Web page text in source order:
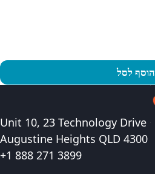
הוסף לסל
Unit 10, 23 Technology Drive
Augustine Heights QLD 4300
+1 888 271 3899